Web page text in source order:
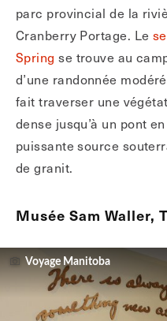
parc provincial de la
Cranberry Portage. Le
Spring se trouve au
d’une randonnée
fait traverser une
dense jusqu’à un pont
puissante source
de granit.
Musée Sam Waller,
Voyage Manitoba